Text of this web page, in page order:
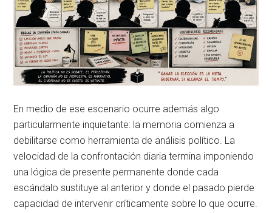
En medio de ese escenario ocurre además algo
particularmente inquietante: la memoria comienza a
debilitarse como herramienta de análisis político. La
velocidad de la confrontación diaria termina imponiendo
una lógica de presente permanente donde cada
escándalo sustituye al anterior y donde el pasado pierde
capacidad de intervenir críticamente sobre lo que ocurre.